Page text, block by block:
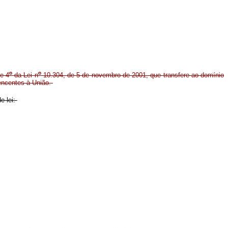
4oda Lei no10.304, de 5 de novembro de 2001, que transfere ao domínio
à União.
lei: